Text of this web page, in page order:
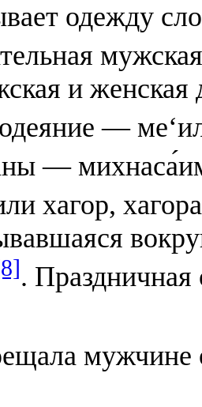
одежду
и
—
—
хагор,
.
мужчине